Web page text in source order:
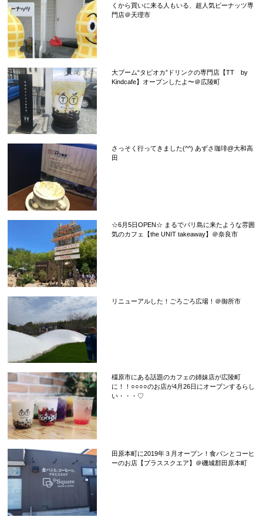
くから買いに来る人もいる、超人気ピーナッツ専
門店＠天理市
大ブーム“タピオカ”ドリンクの専門店【TT by
Kindcafe】オープンしたよ〜＠広陵町
さっそく行ってきました(^^) あずさ珈琲@大和高
田
☆6月5日OPEN☆ まるでバリ島に来たような雰囲
気のカフェ【the UNIT takeaway】＠奈良市
リニューアルした！ごろごろ広場！＠御所市
橿原市にある話題のカフェの姉妹店が広陵町
に！！○○○○のお店が4月26日にオープンするらし
い・・・♡
田原本町に2019年３月オープン！食パンとコーヒ
ーのお店【プラススクエア】＠磯城郡田原本町